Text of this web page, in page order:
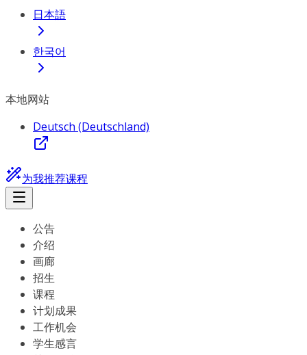
日本語
한국어
本地网站
Deutsch (Deutschland)
为我推荐课程
公告
介绍
画廊
招生
课程
计划成果
工作机会
学生感言